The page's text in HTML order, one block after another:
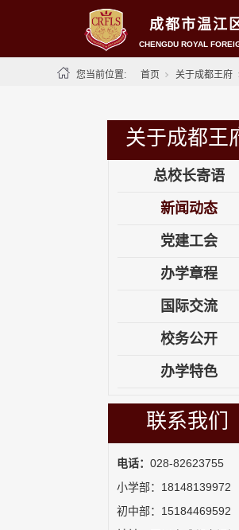
成都市温江
CHENGDU ROYAL
您当前位置: 首页 关于成都王府
关于成都王
总校长寄语
新闻动态
党建工会
办学章程
国际交流
校务公开
办学特色
联系我们
电话： 028-82623755
小学部：18148139972
初中部：15184469592